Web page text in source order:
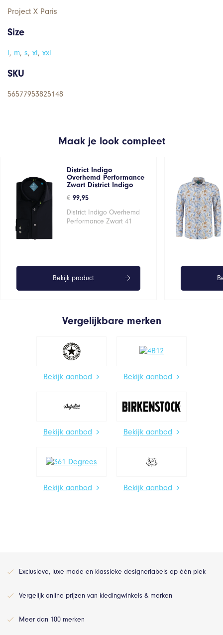
Project X Paris
Size
l, m, s, xl, xxl
SKU
56577953825148
Maak je look compleet
District Indigo
Overhemd Performance
Zwart District Indigo
€ 99,95
District Indigo Overhemd
Performance Zwart 41
Bekijk product
Vergelijkbare merken
Bekijk aanbod Bekijk aanbod
Bekijk aanbod Bekijk aanbod
Bekijk aanbod Bekijk aanbod
Exclusieve, luxe mode en klassieke designerlabels op één plek
Vergelijk online prijzen van kledingwinkels & merken
Meer dan 100 merken